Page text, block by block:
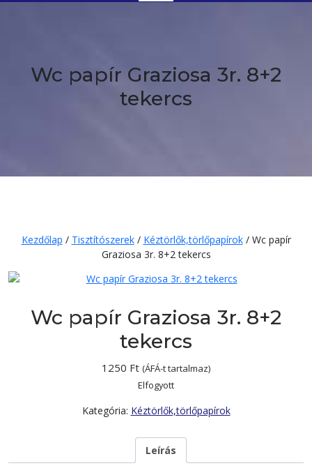
Button
Wc papír Graziosa 3r. 8+2
tekercs
Kezdőlap / Tisztítószerek/ Kéztörlők,törlőpapírok/ Wc papír
Graziosa 3r. 8+2 tekercs
Wc papír Graziosa 3r. 8+2
tekercs
1250 Ft (ÁFÁ-t tartalmaz)
Elfogyott
Kategória: Kéztörlők,törlőpapírok
Leírás